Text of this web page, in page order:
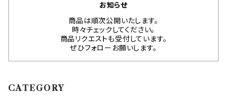
お知らせ
商品は順次公開いたします。
時々チェックしてください。
商品リクエストも受付しています。
ぜひフォローお願いします。
CATEGORY